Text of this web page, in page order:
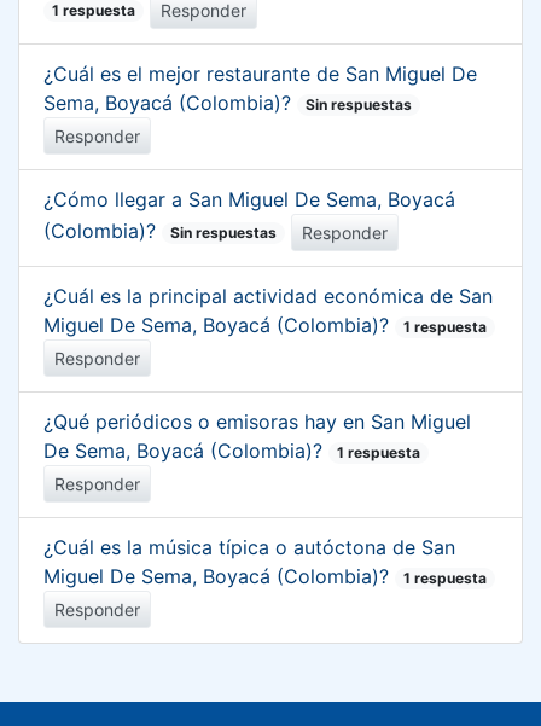
1 respuesta Responder
¿Cuál es el mejor restaurante de San Miguel De
Sema, Boyacá (Colombia)?
Sin respuestas
Responder
¿Cómo llegar a San Miguel De Sema, Boyacá
(Colombia)?
Sin respuestas Responder
¿Cuál es la principal actividad económica de San
Miguel De Sema, Boyacá (Colombia)?
1 respuesta
Responder
¿Qué periódicos o emisoras hay en San Miguel
De Sema, Boyacá (Colombia)?
1 respuesta
Responder
¿Cuál es la música típica o autóctona de San
Miguel De Sema, Boyacá (Colombia)?
1 respuesta
Responder